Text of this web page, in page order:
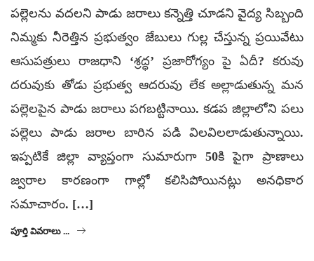
పల్లెలను వదలని పాడు జరాలు కన్నెత్తి చూడని వైద్య సిబ్బంది
నిమ్మకు నీరెత్తిన ప్రభుత్వం జేబులు గుల్ల చేస్తున్న ప్రయివేటు
ఆసుపత్రులు రాజధాని ‘శ్రద్ధ’ ప్రజారోగ్యం పై ఏదీ? కరువు
దరువుకు తోడు ప్రభుత్వ ఆదరువు లేక అల్లాడుతున్న మన
పల్లెలపైన పాడు జరాలు పగబట్టినాయి. కడప జిల్లాలోని పలు
పల్లెలు పాడు జరాల బారిన పడి విలవిలలాడుతున్నాయి.
ఇప్పటికే జిల్లా వ్యాప్తంగా సుమారుగా 50కి పైగా ప్రాణాలు
జ్వరాల కారణంగా గాల్లో కలిసిపోయినట్లు అనధికార
సమాచారం. […]
పూర్తి వివరాలు ...